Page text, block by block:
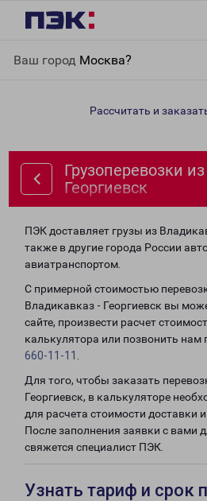
Ваш город Москва?
Георгиевск
Рассчитать и
Грузоперевозки
Георгиевск
ПЭК доставляет грузы из
также в другие города России
авиатранспортом.
С примерной стоимостью
Владикавказ - Георгиевск вы
сайте, произвести расчет
калькулятора или позвонить нам
660-11-11
Для того, чтобы заказать
Георгиевск, в калькуляторе
для расчета стоимости доставки
После заполнения заявки с вами
свяжется специалист ПЭК.
Узнать тариф и срок